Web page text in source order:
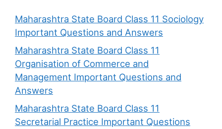
Maharashtra State Board Class 11 Sociology
Important Questions and Answers
Maharashtra State Board Class 11
Organisation of Commerce and
Management Important Questions and
Answers
Maharashtra State Board Class 11
Secretarial Practice Important Questions